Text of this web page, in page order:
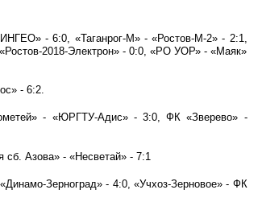
- 6:0, «Таганрог-М» - «Ростов-М-2» - 2:1,
2018-Электрон» - 0:0, «РО УОР» - «Маяк»
- 6:2.
- «ЮРГТУ-Адис» - 3:0, ФК «Зверево» -
сб. Азова» - «Несветай» - 7:1
Зерноград» - 4:0, «Учхоз-Зерновое» - ФК